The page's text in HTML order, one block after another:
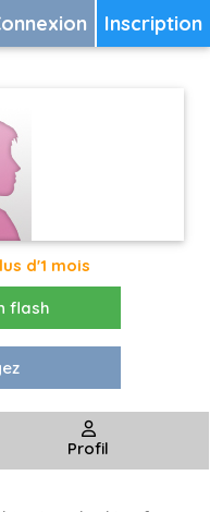
Inscription
d'1 mois
flash
Profil